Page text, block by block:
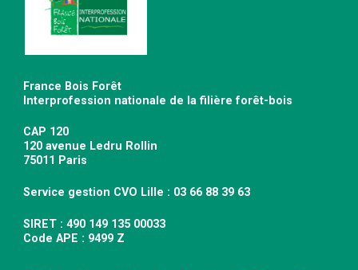
France Bois Forêt
Interprofession nationale de la filière forêt-bois
CAP 120
120 avenue Ledru Rollin
75011 Paris
Service gestion CVO Lille : 03 66 88 39 63
SIRET : 490 149 135 00033
Code APE : 9499 Z